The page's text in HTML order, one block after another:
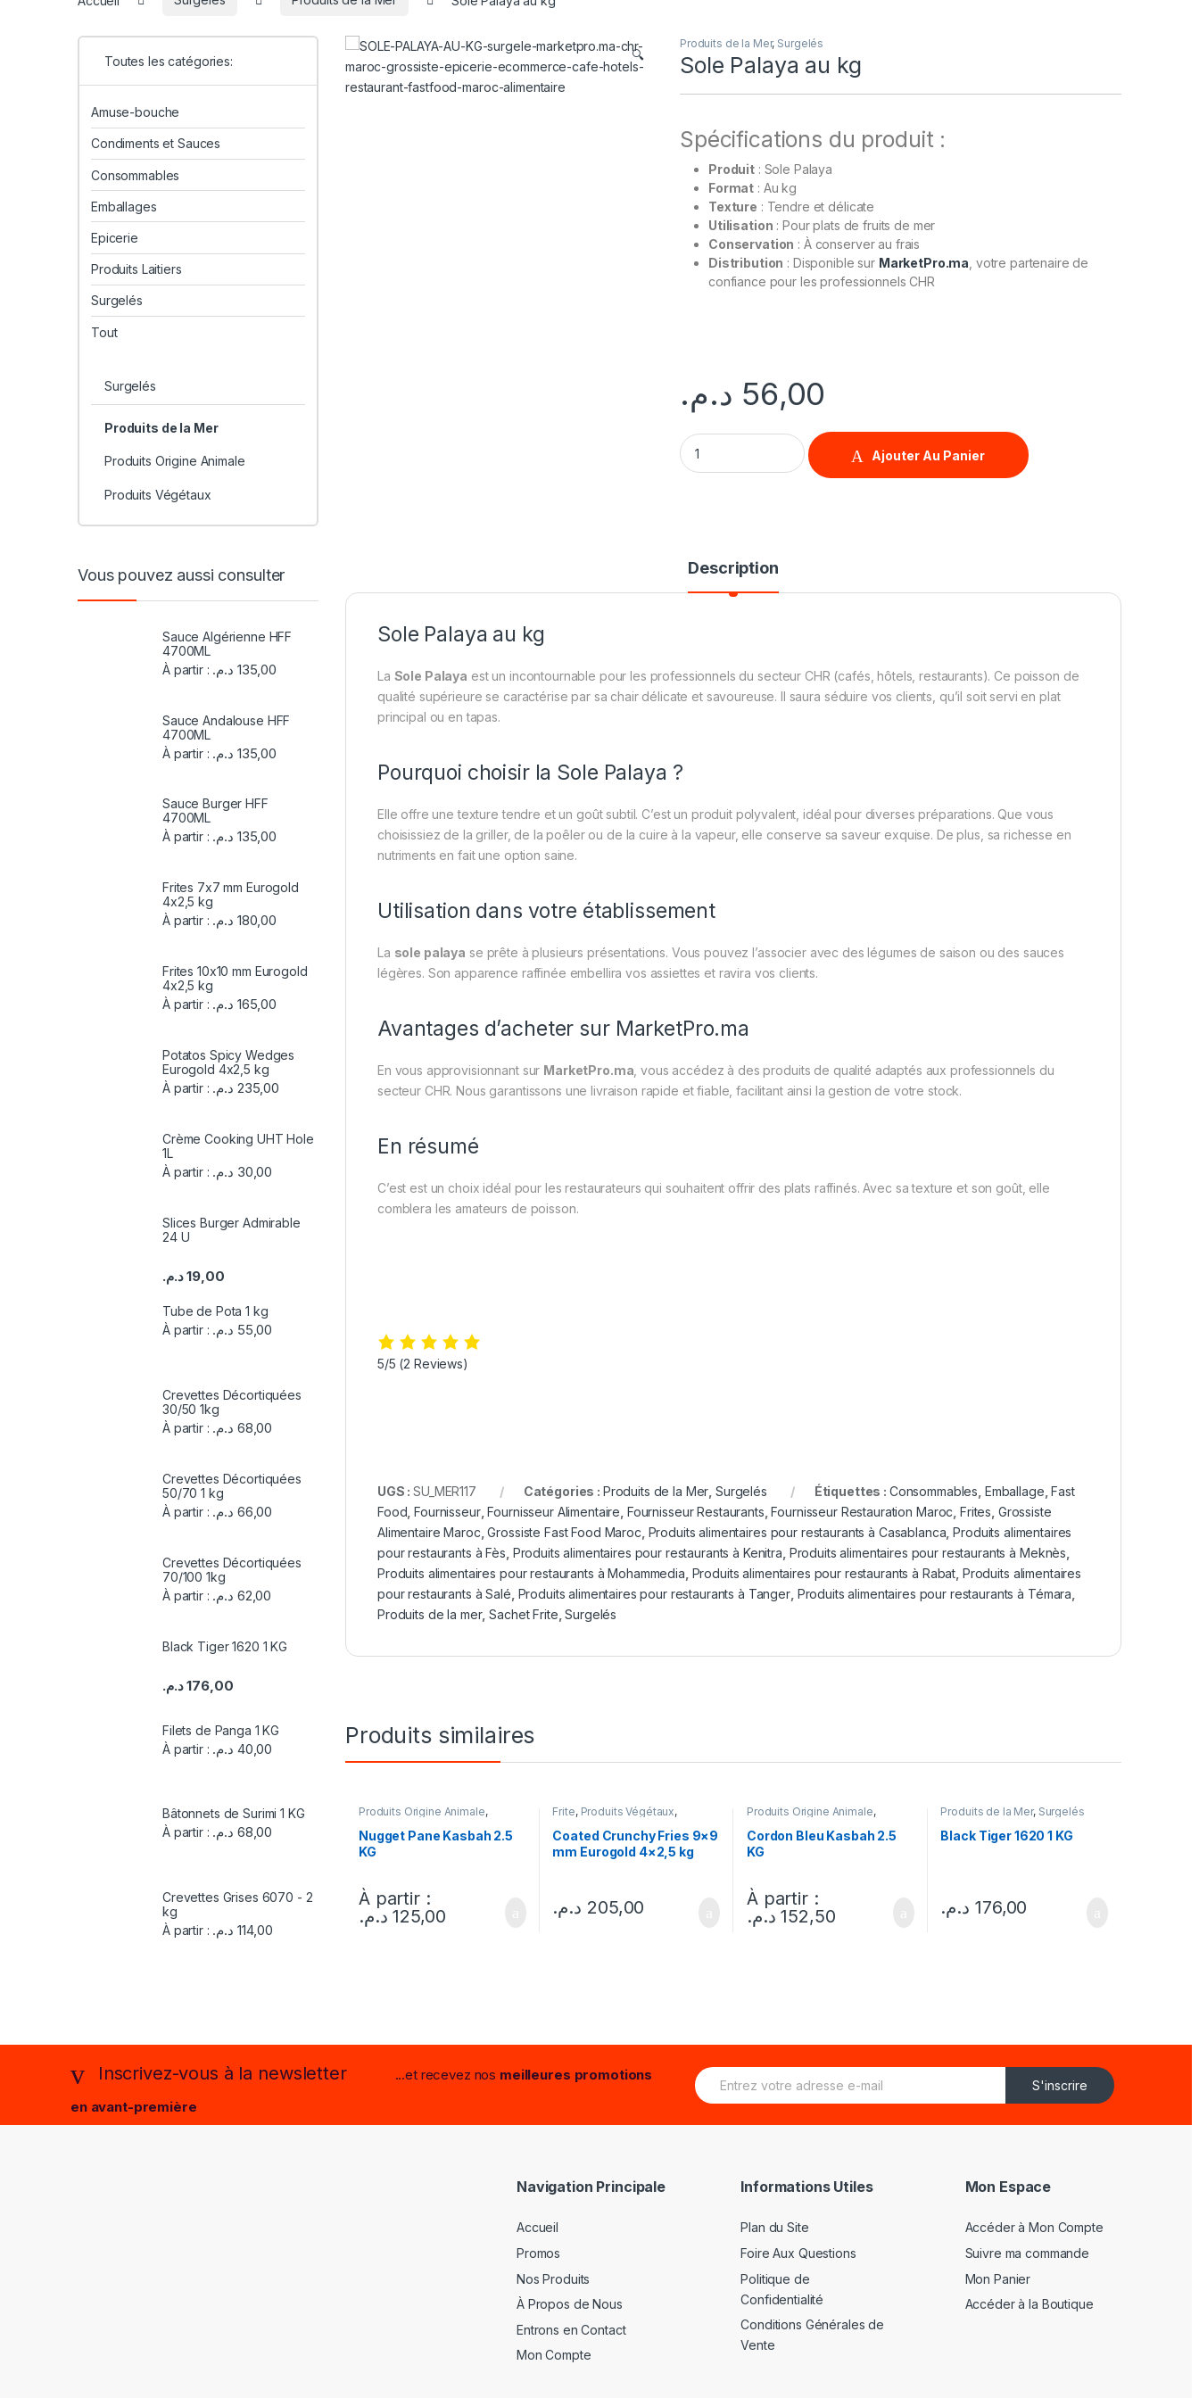
🔍
Produits de la Mer, Surgelés
Sole Palaya au kg
Spécifications du produit :
Produit : Sole Palaya
Format : Au kg
Texture : Tendre et délicate
Utilisation : Pour plats de fruits de mer
Conservation : À conserver au frais
Distribution : Disponible sur MarketPro.ma , votre partenaire de
confiance pour les professionnels CHR
56,00 د.م.
Sole Palaya au kg quantity
Ajouter Au Panier
Description
Sole Palaya au kg
La Sole Palaya est un incontournable pour les professionnels du secteur CHR (cafés, hôtels, restaurants). Ce poisson de
qualité supérieure se caractérise par sa chair délicate et savoureuse. Il saura séduire vos clients, qu’il soit servi en plat
principal ou en tapas.
Pourquoi choisir la Sole Palaya ?
Elle offre une texture tendre et un goût subtil. C’est un produit polyvalent, idéal pour diverses préparations. Que vous
choisissiez de la griller, de la poêler ou de la cuire à la vapeur, elle conserve sa saveur exquise. De plus, sa richesse en
nutriments en fait une option saine.
Utilisation dans votre établissement
La sole palaya se prête à plusieurs présentations. Vous pouvez l’associer avec des légumes de saison ou des sauces
légères. Son apparence raffinée embellira vos assiettes et ravira vos clients.
Avantages d’acheter sur MarketPro.ma
En vous approvisionnant sur MarketPro.ma , vous accédez à des produits de qualité adaptés aux professionnels du
secteur CHR. Nous garantissons une livraison rapide et fiable, facilitant ainsi la gestion de votre stock.
En résumé
C’est est un choix idéal pour les restaurateurs qui souhaitent offrir des plats raffinés. Avec sa texture et son goût, elle
comblera les amateurs de poisson.
5/5 (2 Reviews)
UGS :SU_MER117 Catégories : Produits de la Mer ,Surgelés Étiquettes : Consommables Emballage ,Fast
Food ,Fournisseur,Fournisseur Alimentaire Fournisseur Restaurants ,Fournisseur Restauration Maroc Frites Grossiste
Alimentaire Maroc ,Grossiste Fast Food Maroc Produits alimentaires pour restaurants à Casablanca ,Produits alimentaires
pour restaurants à Fès Produits alimentaires pour restaurants à Kenitra Produits alimentaires pour restaurants à Meknès
Produits alimentaires pour restaurants à Mohammedia Produits alimentaires pour restaurants à Rabat Produits alimentaires
pour restaurants à Salé Produits alimentaires pour restaurants à Tanger, Produits alimentaires pour restaurants à Témara
Produits de la mer,Sachet Frite ,Surgelés
Produits similaires
Produits Origine Animale,
Nugget Pane Kasbah 2.5
KG
À partir :
125,00 د.م.
Frite, Produits Végétaux,
Surgelés
Coated Crunchy Fries 9×9
mm Eurogold 4×2,5 kg
205,00 د.م.
Produits Origine Animale,
Cordon Bleu Kasbah 2.5
KG
À partir :
152,50 د.م.
Produits de la Mer, Surgelés
Black Tiger 1620 1 KG
176,00 د.م.
Toutes les catégories:
Amuse-bouche
Condiments et Sauces
Consommables
Emballages
Epicerie
Produits Laitiers
Surgelés
Tout
Surgelés
Produits de la Mer
Produits Origine Animale
Produits Végétaux
Vous pouvez aussi consulter
Sauce Algérienne HFF
4700ML
À partir :
135,00 د.م.
Sauce Andalouse HFF
4700ML
À partir :
135,00 د.م.
Sauce Burger HFF
4700ML
À partir :
135,00 د.م.
Frites 7x7 mm Eurogold
4x2,5 kg
À partir :
180,00 د.م.
Frites 10x10 mm Eurogold
4x2,5 kg
À partir :
165,00 د.م.
Potatos Spicy Wedges
Eurogold 4x2,5 kg
À partir :
235,00 د.م.
Crème Cooking UHT Hole
1L
À partir :
30,00 د.م.
Slices Burger Admirable
24 U
19,00 د.م.
Tube de Pota 1 kg
À partir :
55,00 د.م.
Crevettes Décortiquées
30/50 1kg
À partir :
68,00 د.م.
Crevettes Décortiquées
50/70 1 kg
À partir :
66,00 د.م.
Crevettes Décortiquées
70/100 1kg
À partir :
62,00 د.م.
Black Tiger 1620 1 KG
176,00 د.م.
Filets de Panga 1 KG
À partir :
40,00 د.م.
Bâtonnets de Surimi 1 KG
À partir :
68,00 د.م.
Crevettes Grises 6070 - 2
kg
À partir :
114,00 د.م.
Inscrivez-vous à la newsletter ...et recevez nos meilleures promotions
en avant-première
E
m
i
S'inscrire
Navigation Principale
Accueil
Promos
Nos Produits
À Propos de Nous
Entrons en Contact
Mon Compte
Informations Utiles
Plan du Site
Foire Aux Questions
Politique de
Confidentialité
Conditions Générales de
Vente
Mon Espace
Accéder à Mon Compte
Suivre ma commande
Mon Panier
Accéder à la Boutique